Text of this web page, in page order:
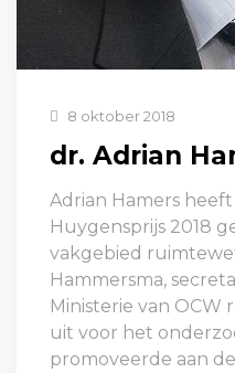
8 oktober 2018
dr. Adrian
Adrian Hamers
Huygensprijs 2018
vakgebied
Hammersma,
Ministerie van OCW
uit voor het
promoveerde aan